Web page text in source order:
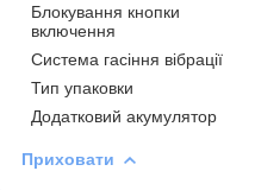
Блокування кнопки
включення
Система гасіння вібрації
Тип упаковки
Додатковий акумулятор
Приховати